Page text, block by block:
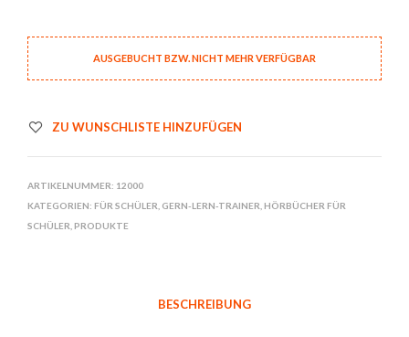
AUSGEBUCHT BZW. NICHT MEHR VERFÜGBAR
ZU WUNSCHLISTE HINZUFÜGEN
ARTIKELNUMMER: 12000
KATEGORIEN: FÜR SCHÜLER GERN-LERN-TRAINER HÖRBÜCHER FÜR
SCHÜLER PRODUKTE
BESCHREIBUNG